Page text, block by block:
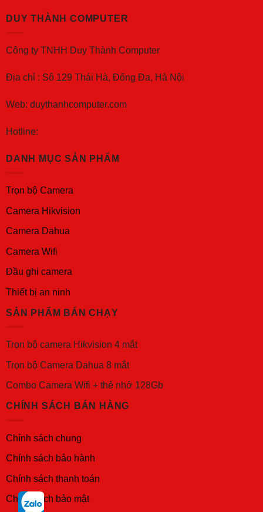
DUY THÀNH COMPUTER
Công ty TNHH Duy Thành Computer
Địa chỉ : Sô 129 Thái Hà, Đống Đa, Hà Nội
Web: duythanhcomputer.com
Hotline:
DANH MỤC SẢN PHẨM
Trọn bộ Camera
Camera Hikvision
Camera Dahua
Camera Wifi
Đầu ghi camera
Thiết bị an ninh
SẢN PHẨM BÁN CHẠY
Trọn bộ camera Hikvision 4 mắt
Trọn bộ Camera Dahua 8 mắt
Combo Camera Wifi + thẻ nhớ 128Gb
CHÍNH SÁCH BÁN HÀNG
Chính sách chung
Chính sách bảo hành
Chính sách thanh toán
Chính sách bảo mật